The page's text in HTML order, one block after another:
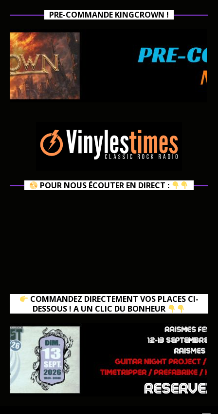
PRE-COMMANDE KINGCROWN !
POUR NOUS ÉCOUTER EN DIRECT :
COMMANDEZ DIRECTEMENT VOS PLACES CI-
DESSOUS ! A UN CLIC DU BONHEUR